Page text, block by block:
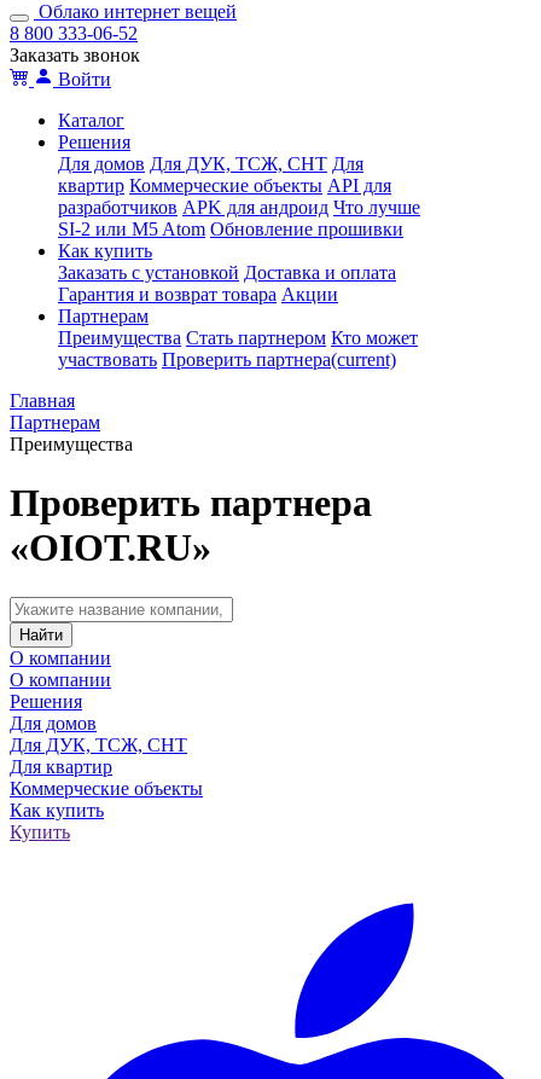
Облако интернет вещей
8 800 333-06-52
Заказать звонок
Войти
Каталог
Решения
Для домов Для ДУК, ТСЖ, СНТ Для
квартир Коммерческие объекты API для
разработчиков APK для андроид Что лучше
SI-2 или M5 Atom Обновление прошивки
Как купить
Заказать с установкой Доставка и оплата
Гарантия и возврат товара Акции
Партнерам
Преимущества Стать партнером Кто может
участвовать Проверить партнера(current)
Главная
Партнерам
Преимущества
Проверить партнера
«OIOT.RU»
О компании
О компании
Решения
Для домов
Для ДУК, ТСЖ, СНТ
Для квартир
Коммерческие объекты
Как купить
Купить